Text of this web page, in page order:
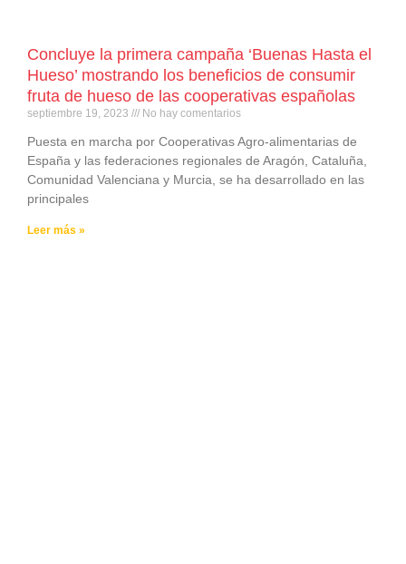
Concluye la primera campaña ‘Buenas Hasta el
Hueso’ mostrando los beneficios de consumir
fruta de hueso de las cooperativas españolas
septiembre 19, 2023 No hay comentarios
Puesta en marcha por Cooperativas Agro-alimentarias de
España y las federaciones regionales de Aragón, Cataluña,
Comunidad Valenciana y Murcia, se ha desarrollado en las
principales
Leer más »